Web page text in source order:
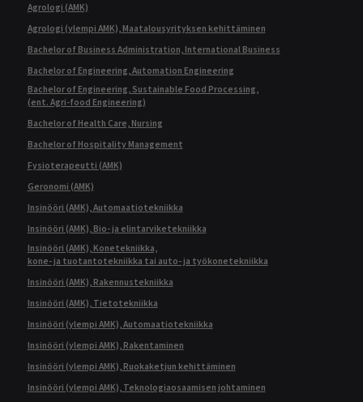
Agrologi (AMK)
Agrologi (ylempi AMK), Maatalousyrityksen kehittäminen
Bachelor of Business Administration, International Business
Bachelor of Engineering, Automation Engineering
Bachelor of Engineering, Sustainable Food Processing,
(ent. Agri-food Engineering)
Bachelor of Health Care, Nursing
Bachelor of Hospitality Management
Fysioterapeutti (AMK)
Geronomi (AMK)
Insinööri (AMK), Automaatiotekniikka
Insinööri (AMK), Bio- ja elintarviketekniikka
Insinööri (AMK), Konetekniikka,
kone- ja tuotantotekniikka tai auto- ja työkonetekniikka
Insinööri (AMK), Rakennustekniikka
Insinööri (AMK), Tietotekniikka
Insinööri (ylempi AMK), Automaatiotekniikka
Insinööri (ylempi AMK), Rakentaminen
Insinööri (ylempi AMK), Ruokaketjun kehittäminen
Insinööri (ylempi AMK), Teknologiaosaamisen johtaminen